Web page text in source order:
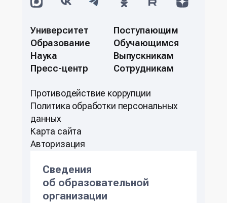
Университет
Образование
Наука
Пресс-центр
Поступающим
Обучающимся
Выпускникам
Сотрудникам
Противодействие коррупции
Политикa обработки персональных
данных
Карта сайта
Авторизация
Сведения
об образовательной
организации